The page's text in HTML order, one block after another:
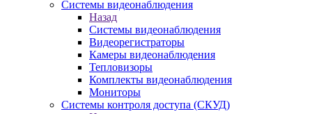
Системы видеонаблюдения
Назад
Системы видеонаблюдения
Видеорегистраторы
Камеры видеонаблюдения
Тепловизоры
Комплекты видеонаблюдения
Мониторы
Системы контроля доступа (СКУД)